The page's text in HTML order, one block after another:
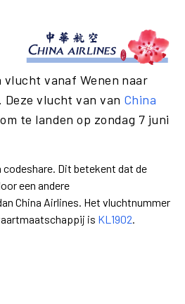
vlucht vanaf Wenen naar
Deze vlucht van van China
te landen op zondag 7 juni
Dit betekent dat de
een andere
China Airlines. Het vluchtnummer
is KL1902.